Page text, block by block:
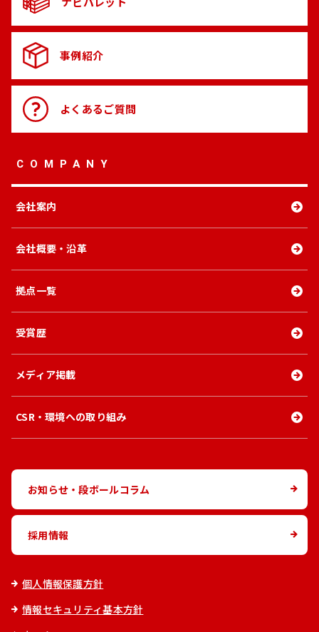
個人情報保護方針
情報セキュリティ基本方針
事例紹介
よくあるご質問
COMPANY
会社案内
会社概要・沿革
拠点一覧
受賞歴
メディア掲載
CSR・環境への取り組み
お知らせ・段ボールコラム
採用情報